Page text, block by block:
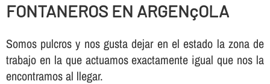
FONTANEROS EN ARGENçOLA
Somos pulcros y nos gusta dejar en el estado la zona de
trabajo en la que actuamos exactamente igual que nos la
encontramos al llegar.